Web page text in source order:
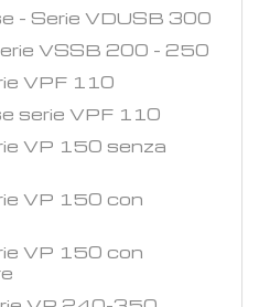
- Serie VDUSB 300
VSSB 200 - 250
VPF 110
serie VPF 110
VP 150 senza
VP 150 con
VP 150 con